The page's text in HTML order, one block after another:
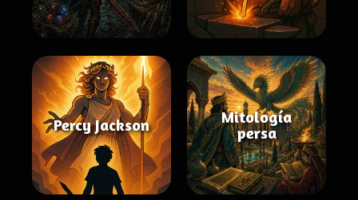
Percy Jackson
Mitología
persa